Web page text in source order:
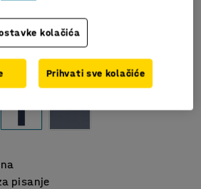
pisanje
kolačića
Prihvati sve kolačiće